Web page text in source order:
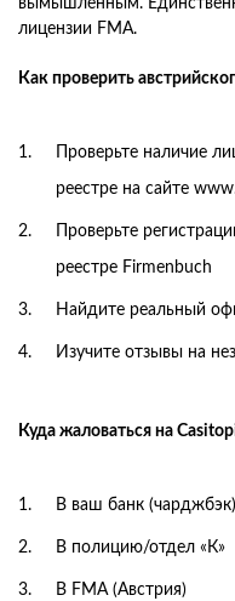
вымышленным.
лицензии FMA.
Как проверить
Проверьте наличие
реестре на сайте
Проверьте
реестре Firmenbuch
Найдите реальный
Изучите отзывы на
Куда жаловаться на
В ваш банк (чарджбэк)
В полицию/отдел «К»
В FMA (Австрия)